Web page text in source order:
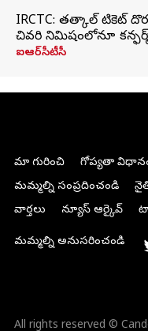
IRCTC: తత్కాల్ టికెట్
చివరి నిమిషంలోనూ
ఐఆర్‌సీటీసీ
మా గురించి గోప్యతా
మమ్మల్ని సంప్రదించండి
వార్తలు
న్యూస్ ఆర్కైవ్
మమ్మల్ని అనుసరించండి
All rights reserved ©